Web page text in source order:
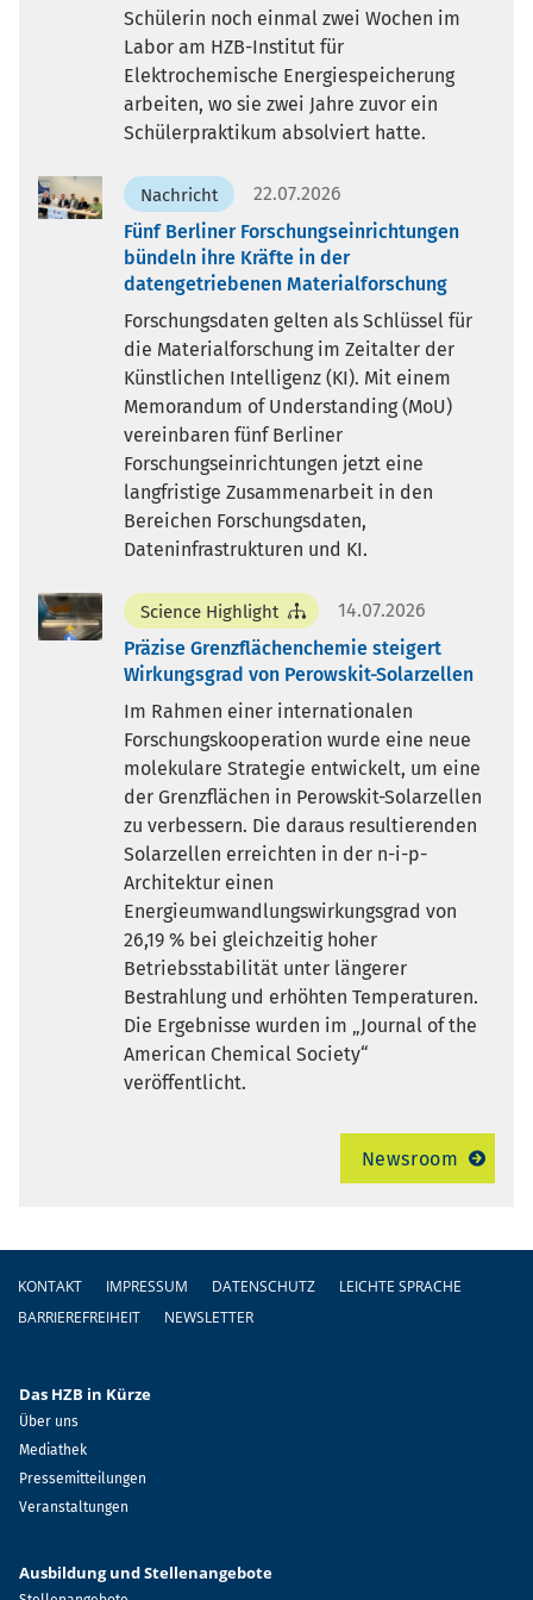
Schülerin noch einmal zwei Wochen im
Labor am HZB-Institut für
Elektrochemische Energiespeicherung
arbeiten, wo sie zwei Jahre zuvor ein
Schülerpraktikum absolviert hatte.
Nachricht
22.07.2026
Fünf Berliner Forschungseinrichtungen
bündeln ihre Kräfte in der
datengetriebenen Materialforschung
Forschungsdaten gelten als Schlüssel für
die Materialforschung im Zeitalter der
Künstlichen Intelligenz (KI). Mit einem
Memorandum of Understanding (MoU)
vereinbaren fünf Berliner
Forschungseinrichtungen jetzt eine
langfristige Zusammenarbeit in den
Bereichen Forschungsdaten,
Dateninfrastrukturen und KI.
Science Highlight
14.07.2026
Präzise Grenzflächenchemie steigert
Wirkungsgrad von Perowskit-Solarzellen
Im Rahmen einer internationalen
Forschungskooperation wurde eine neue
molekulare Strategie entwickelt, um eine
der Grenzflächen in Perowskit-Solarzellen
zu verbessern. Die daraus resultierenden
Solarzellen erreichten in der n-i-p-
Architektur einen
Energieumwandlungswirkungsgrad von
26,19 % bei gleichzeitig hoher
Betriebsstabilität unter längerer
Bestrahlung und erhöhten Temperaturen.
Die Ergebnisse wurden im „Journal of the
American Chemical Society“
veröffentlicht.
Newsroom
Fußzeile
KONTAKT IMPRESSUM DATENSCHUTZ
LEICHTE SPRACHE
BARRIEREFREIHEIT
NEWSLETTER
Das HZB in Kürze
Über uns
Mediathek
Pressemitteilungen
Veranstaltungen
Ausbildung und Stellenangebote